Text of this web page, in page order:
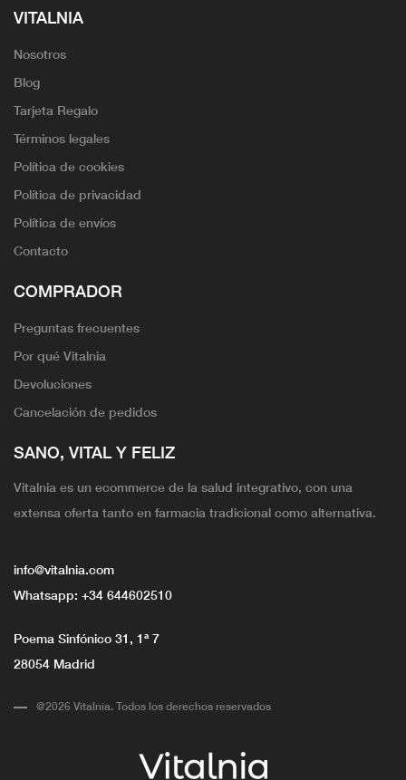
VITALNIA
Nosotros
Blog
Tarjeta Regalo
Términos legales
Política de cookies
Política de privacidad
Política de envíos
Contacto
COMPRADOR
Preguntas frecuentes
Por qué Vitalnia
Devoluciones
Cancelación de pedidos
SANO, VITAL Y FELIZ
Vitalnia es un ecommerce de la salud integrativo, con una
extensa oferta tanto en farmacia tradicional como alternativa.
info@vitalnia.com
Whatsapp: +34 644602510
Poema Sinfónico 31, 1ª 7
28054 Madrid
@2026 Vitalnia. Todos los derechos reservados